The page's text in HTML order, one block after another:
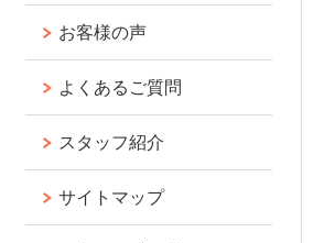
お客様の声
よくあるご質問
スタッフ紹介
サイトマップ